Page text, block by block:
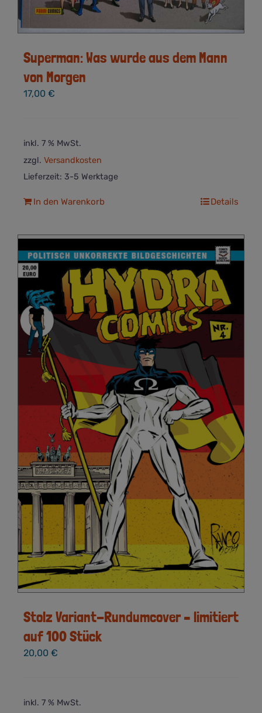
Superman: Was wurde aus dem Mann
von Morgen
17,00 €
inkl. 7 % MwSt.
zzgl. Versandkosten
Lieferzeit: 3-5 Werktage
In den Warenkorb Details
Stolz Variant-Rundumcover – limitiert
auf 100 Stück
20,00 €
inkl. 7 % MwSt.